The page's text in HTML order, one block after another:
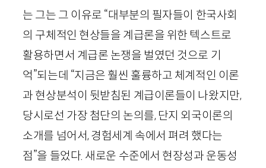
는 그는 그 이유로 “대부분의 필자들이 한국사회
의 구체적인 현상들을 계급론을 위한 텍스트로
활용하면서 계급론 논쟁을 벌였던 것으로 기
억”되는데 “지금은 훨씬 훌륭하고 체계적인 이론
과 현상분석이 뒷받침된 계급이론들이 나왔지만,
당시로선 가장 첨단의 논의를, 단지 외국이론의
소개를 넘어서, 경험세계 속에서 펴려 했다는
점”을 들었다. 새로운 수준에서 현장성과 운동성